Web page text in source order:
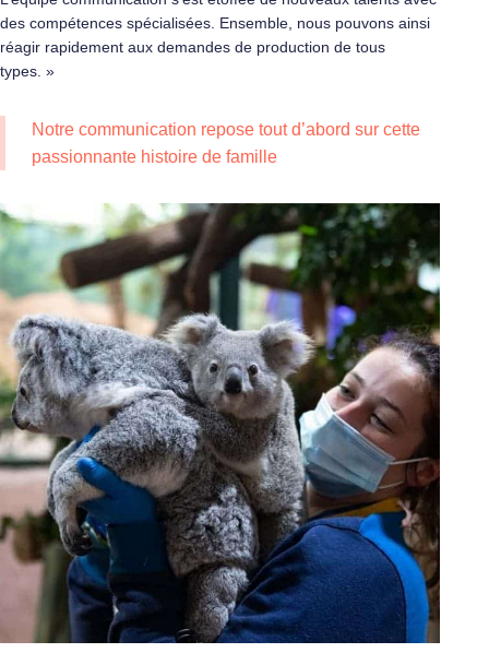
des compétences spécialisées. Ensemble, nous pouvons ainsi
réagir rapidement aux demandes de production de tous
types. »
Notre communication repose tout d’abord sur cette
passionnante histoire de famille